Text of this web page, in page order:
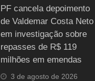
PF cancela depoimento
de Valdemar Costa Neto
em investigação sobre
repasses de R$ 119
milhões em emendas
3 de agosto de 2026